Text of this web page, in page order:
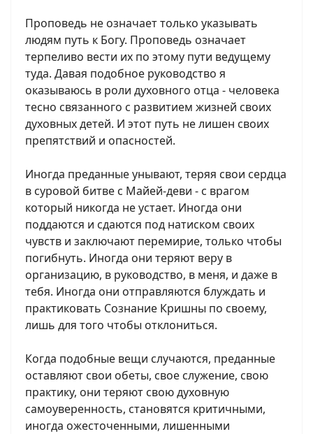
Проповедь не означает только указывать
людям путь к Богу. Проповедь означает
терпеливо вести их по этому пути ведущему
туда. Давая подобное руководство я
оказываюсь в роли духовного отца - человека
тесно связанного с развитием жизней своих
духовных детей. И этот путь не лишен своих
препятствий и опасностей.
Иногда преданные унывают, теряя свои сердца
в суровой битве с Майей-деви - с врагом
который никогда не устает. Иногда они
поддаются и сдаются под натиском своих
чувств и заключают перемирие, только чтобы
погибнуть. Иногда они теряют веру в
организацию, в руководство, в меня, и даже в
тебя. Иногда они отправляются блуждать и
практиковать Сознание Кришны по своему,
лишь для того чтобы отклониться.
Когда подобные вещи случаются, преданные
оставляют свои обеты, свое служение, свою
практику, они теряют свою духовную
самоуверенность, становятся критичными,
иногда ожесточенными, лишенными